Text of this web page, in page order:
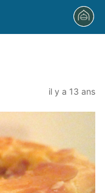
il y a 13 ans